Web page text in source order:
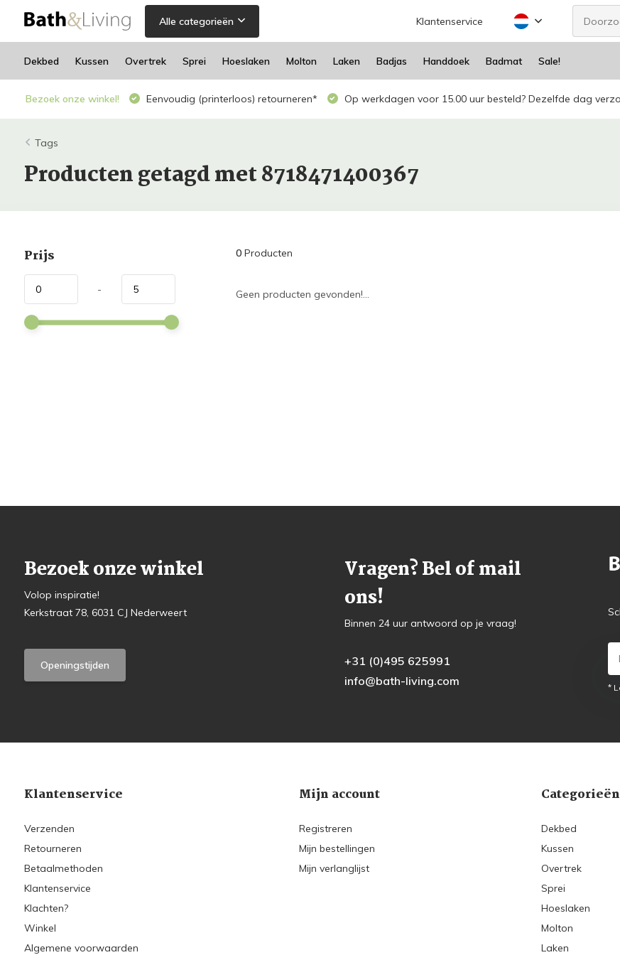
Alle categorieën Klantenservice
Dekbed Kussen Overtrek Sprei Hoeslaken Molton Laken Badjas Handdoek Badmat Sale!
Bezoek onze winkel! Eenvoudig (printerloos) retourneren* Op werkdagen voor 15.00 uur besteld? Dezelfde dag
Tags
Producten getagd met 8718471400367
Prijs
-
0Producten
Geen producten gevonden!...
Bezoek onze winkel
Volop inspiratie!
Kerkstraat 78, 6031 CJ Nederweert
Openingstijden
Vragen? Bel of mail
ons!
Binnen 24 uur antwoord op je vraag!
+31 (0)495 625991
info@bath-living.com
*
Klantenservice
Verzenden
Retourneren
Betaalmethoden
Klantenservice
Klachten?
Winkel
Algemene voorwaarden
Mijn account
Registreren
Mijn bestellingen
Mijn verlanglijst
Categorieën
Dekbed
Kussen
Overtrek
Sprei
Hoeslaken
Molton
Laken